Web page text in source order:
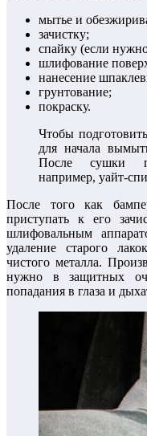
мытье и
зачистку;
спайку (если
шлифование
нанесение
грунтование;
покраску.
Чтобы
для начала
После сушки
например, уайт-
После того как
приступать к его
шлифовальным
удаление старого
чистого металла.
нужно в защитных
попадания в глаза и